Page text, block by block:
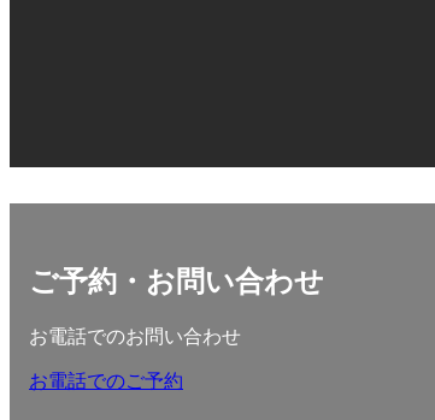
ご予約・お問い合わせ
お電話でのお問い合わせ
お電話でのご予約